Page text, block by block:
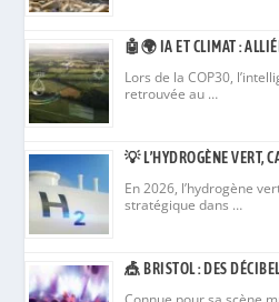
🤖🌍 IA ET CLIMAT :
Lors de la COP30,
retrouvée au …
💡 L’HYDROGÈNE VERT,
En 2026, l’hydrogène
stratégique dans …
🎪 BRISTOL : DES